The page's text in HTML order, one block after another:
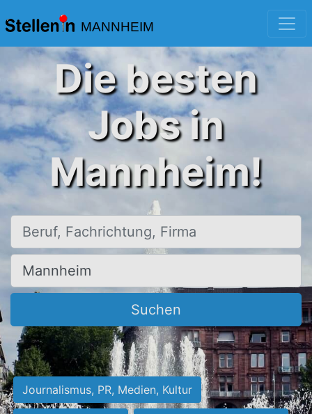
MANNHEIM
Die besten
Jobs in
Mannheim!
Beruf, Fachrichtung, Firma
Ort, Stadt
Suchen
Journalismus, PR, Medien, Kultur